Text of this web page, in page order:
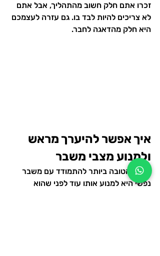
זכרו אתם חלק חשוב מהתהליך, אבל אתם
לא צריכים להיות לבד בו. גם עזרה לעצמכם
היא חלק מהדאגה לחבר.
איך אפשר להיערך מראש
ולמנוע מצבי משבר
הדרך הטובה ביותר להתמודד עם משבר
נפשי היא למנוע אותו עוד לפני שהוא